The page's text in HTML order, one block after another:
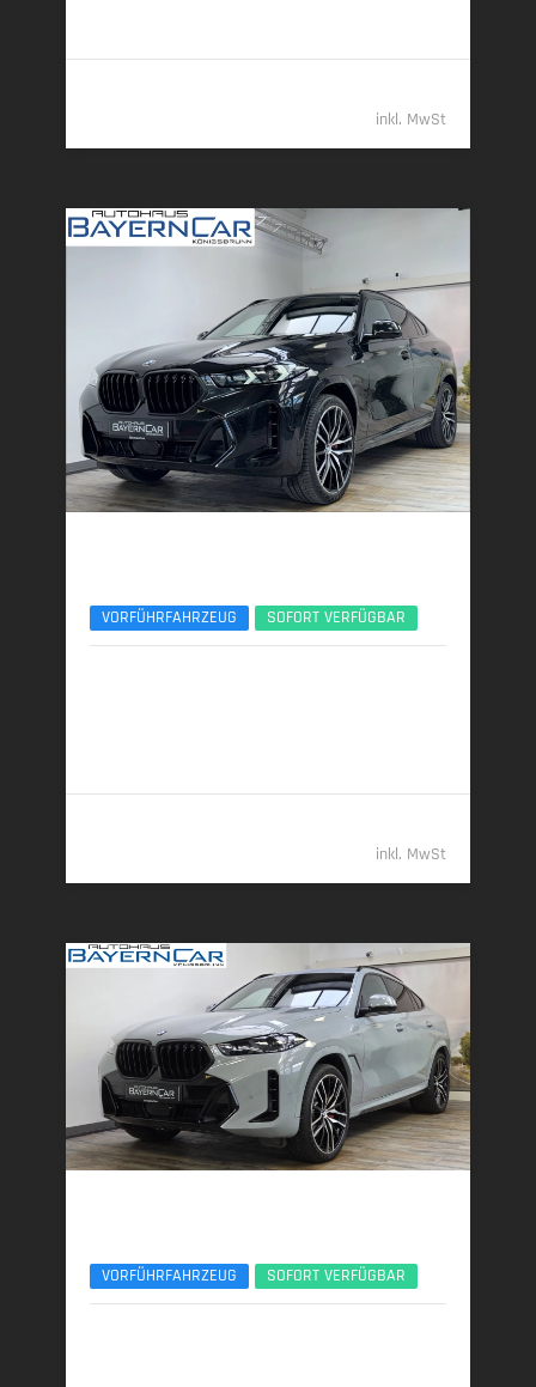
inkl. MwSt
VORFÜHRFAHRZEUG SOFORT VERFÜGBAR
inkl. MwSt
VORFÜHRFAHRZEUG SOFORT VERFÜGBAR